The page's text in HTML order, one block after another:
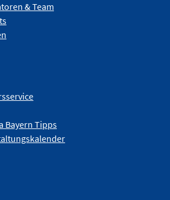
& Team
Bayern Tipps